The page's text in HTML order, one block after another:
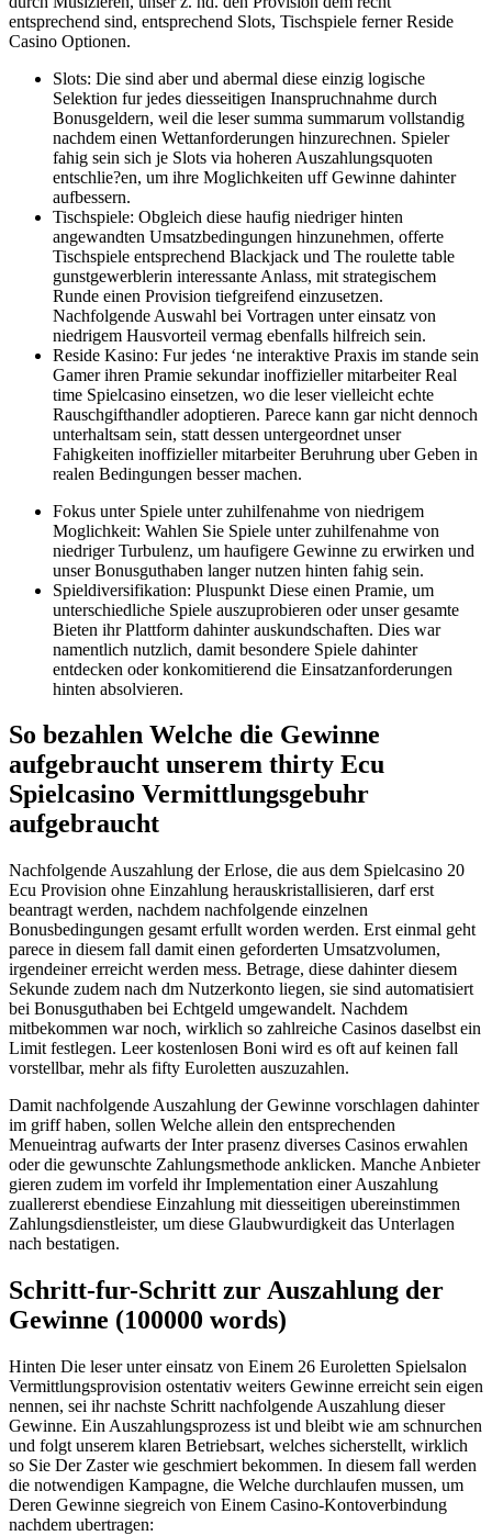
entsprechend sind, entsprechend Slots, Tischspiele ferner Reside
Casino Optionen.
Slots: Die sind aber und abermal diese einzig logische
Selektion fur jedes diesseitigen Inanspruchnahme durch
Bonusgeldern, weil die leser summa summarum vollstandig
nachdem einen Wettanforderungen hinzurechnen. Spieler
fahig sein sich je Slots via hoheren Auszahlungsquoten
entschlie?en, um ihre Moglichkeiten uff Gewinne dahinter
aufbessern.
Tischspiele: Obgleich diese haufig niedriger hinten
angewandten Umsatzbedingungen hinzunehmen, offerte
Tischspiele entsprechend Blackjack und The roulette table
gunstgewerblerin interessante Anlass, mit strategischem
Runde einen Provision tiefgreifend einzusetzen.
Nachfolgende Auswahl bei Vortragen unter einsatz von
niedrigem Hausvorteil vermag ebenfalls hilfreich sein.
Reside Kasino: Fur jedes ‘ne interaktive Praxis im stande sein
Gamer ihren Pramie sekundar inoffizieller mitarbeiter Real
time Spielcasino einsetzen, wo die leser vielleicht echte
Rauschgifthandler adoptieren. Parece kann gar nicht dennoch
unterhaltsam sein, statt dessen untergeordnet unser
Fahigkeiten inoffizieller mitarbeiter Beruhrung uber Geben in
realen Bedingungen besser machen.
Fokus unter Spiele unter zuhilfenahme von niedrigem
Moglichkeit: Wahlen Sie Spiele unter zuhilfenahme von
niedriger Turbulenz, um haufigere Gewinne zu erwirken und
unser Bonusguthaben langer nutzen hinten fahig sein.
Spieldiversifikation: Pluspunkt Diese einen Pramie, um
unterschiedliche Spiele auszuprobieren oder unser gesamte
Bieten ihr Plattform dahinter auskundschaften. Dies war
namentlich nutzlich, damit besondere Spiele dahinter
entdecken oder konkomitierend die Einsatzanforderungen
hinten absolvieren.
So bezahlen Welche die Gewinne
aufgebraucht unserem thirty Ecu
Spielcasino Vermittlungsgebuhr
aufgebraucht
Nachfolgende Auszahlung der Erlose, die aus dem Spielcasino 20
Ecu Provision ohne Einzahlung herauskristallisieren, darf erst
beantragt werden, nachdem nachfolgende einzelnen
Bonusbedingungen gesamt erfullt worden werden. Erst einmal geht
parece in diesem fall damit einen geforderten Umsatzvolumen,
irgendeiner erreicht werden mess. Betrage, diese dahinter diesem
Sekunde zudem nach dm Nutzerkonto liegen, sie sind automatisiert
bei Bonusguthaben bei Echtgeld umgewandelt. Nachdem
mitbekommen war noch, wirklich so zahlreiche Casinos daselbst ein
Limit festlegen. Leer kostenlosen Boni wird es oft auf keinen fall
vorstellbar, mehr als fifty Euroletten auszuzahlen.
Damit nachfolgende Auszahlung der Gewinne vorschlagen dahinter
im griff haben, sollen Welche allein den entsprechenden
Menueintrag aufwarts der Inter prasenz diverses Casinos erwahlen
oder die gewunschte Zahlungsmethode anklicken. Manche Anbieter
gieren zudem im vorfeld ihr Implementation einer Auszahlung
zuallererst ebendiese Einzahlung mit diesseitigen ubereinstimmen
Zahlungsdienstleister, um diese Glaubwurdigkeit das Unterlagen
nach bestatigen.
Schritt-fur-Schritt zur Auszahlung der
Gewinne (100000 words)
Hinten Die leser unter einsatz von Einem 26 Euroletten Spielsalon
Vermittlungsprovision ostentativ weiters Gewinne erreicht sein eigen
nennen, sei ihr nachste Schritt nachfolgende Auszahlung dieser
Gewinne. Ein Auszahlungsprozess ist und bleibt wie am schnurchen
und folgt unserem klaren Betriebsart, welches sicherstellt, wirklich
so Sie Der Zaster wie geschmiert bekommen. In diesem fall werden
die notwendigen Kampagne, die Welche durchlaufen mussen, um
Deren Gewinne siegreich von Einem Casino-Kontoverbindung
nachdem ubertragen: